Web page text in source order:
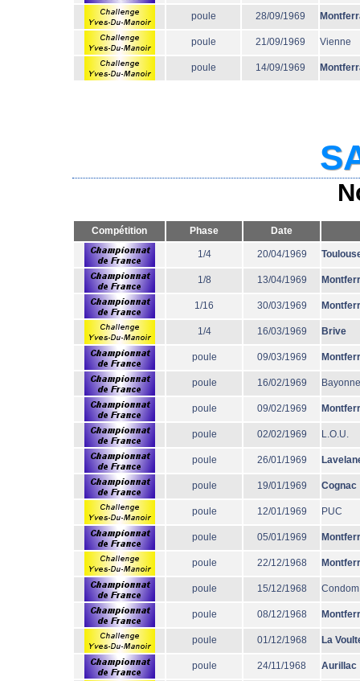
poule 28/09/1969
poule 21/09/1969 Vienne
poule 14/09/1969
Compétition Phase Date
1/4 20/04/1969
1/8 13/04/1969
1/16 30/03/1969
1/4 16/03/1969 Brive
poule 09/03/1969
poule 16/02/1969 Bayonne
poule 09/02/1969
poule 02/02/1969 L.O.U.
poule 26/01/1969
poule 19/01/1969 Cognac
poule 12/01/1969 PUC
poule 05/01/1969
poule 22/12/1968
poule 15/12/1968 Condom
poule 08/12/1968
poule 01/12/1968 La
poule 24/11/1968 Aurillac